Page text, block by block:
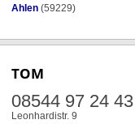
Ahlen (59229)
TOM
08544 97 24 43
Leonhardistr. 9